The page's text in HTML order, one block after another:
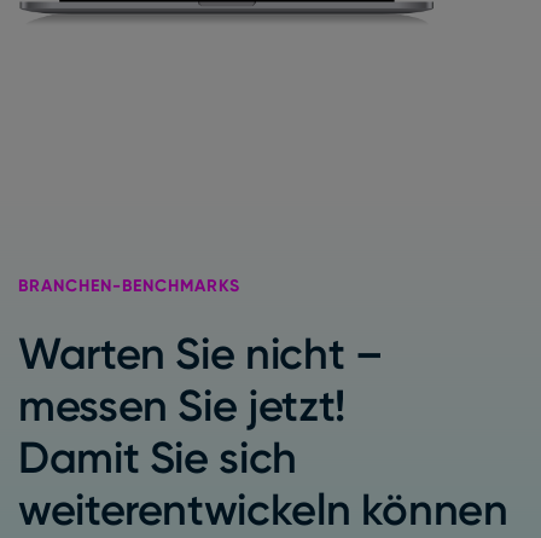
BRANCHEN-BENCHMARKS
Warten Sie nicht –
messen Sie jetzt!
Damit Sie sich
weiterentwickeln können